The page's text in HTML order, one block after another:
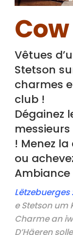
Vêtues
Stetson
charmes
club !
Dégainez
messieurs
! Menez
ou
Lëtzebuerges
e Stetson
Charme an
D’Häeren